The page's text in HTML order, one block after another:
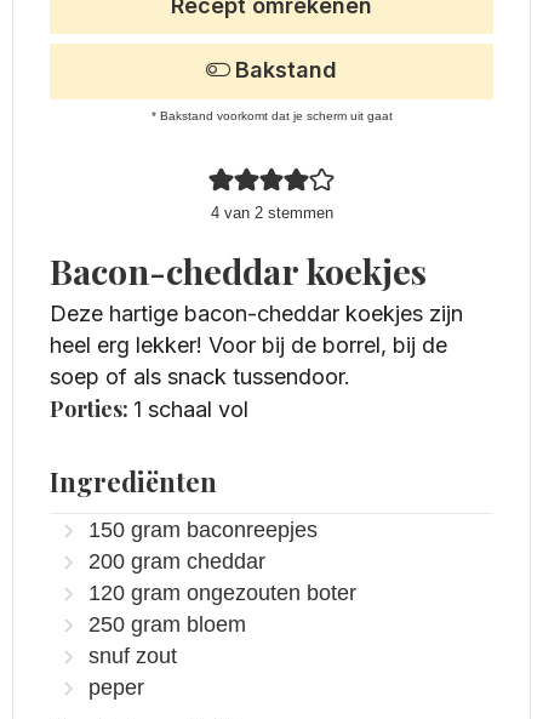
4van 2stemmen
Recept omrekenen
Bakstand
* Bakstand voorkomt dat je scherm uit gaat
Bacon-cheddar koekjes
Deze hartige bacon-cheddar koekjes zijn
heel erg lekker! Voor bij de borrel, bij de
soep of als snack tussendoor.
Porties: 1 schaal vol
Ingrediënten
150 gram baconreepjes
200 gram cheddar
120 gram ongezouten boter
250 gram bloem
snuf zout
peper